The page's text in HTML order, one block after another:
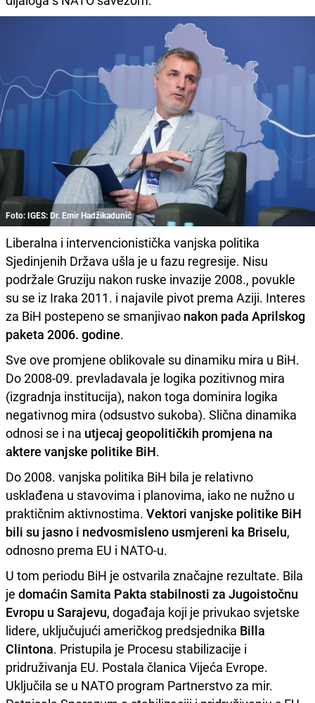
Foto: IGES: Dr. Emir Hadžikadunić
Liberalna i intervencionistička vanjska politika
Sjedinjenih Država ušla je u fazu regresije. Nisu
podržale Gruziju nakon ruske invazije 2008., povukle
su se iz Iraka 2011. i najavile pivot prema Aziji. Interes
za BiH postepeno se smanjivao nakon pada Aprilskog
paketa 2006. godine.
Sve ove promjene oblikovale su dinamiku mira u BiH.
Do 2008-09. prevladavala je logika pozitivnog mira
(izgradnja institucija), nakon toga dominira logika
negativnog mira (odsustvo sukoba). Slična dinamika
odnosi se i na utjecaj geopolitičkih promjena na
aktere vanjske politike BiH.
Do 2008. vanjska politika BiH bila je relativno
usklađena u stavovima i planovima, iako ne nužno u
praktičnim aktivnostima. Vektori vanjske politike BiH
bili su jasno i nedvosmisleno usmjereni ka Briselu,
odnosno prema EU i NATO-u.
U tom periodu BiH je ostvarila značajne rezultate. Bila
je domaćin Samita Pakta stabilnosti za Jugoistočnu
Evropu u Sarajevu, događaja koji je privukao svjetske
lidere, uključujući američkog predsjednika Billa
Clintona. Pristupila je Procesu stabilizacije i
pridruživanja EU. Postala članica Vijeća Evrope.
Uključila se u NATO program Partnerstvo za mir.